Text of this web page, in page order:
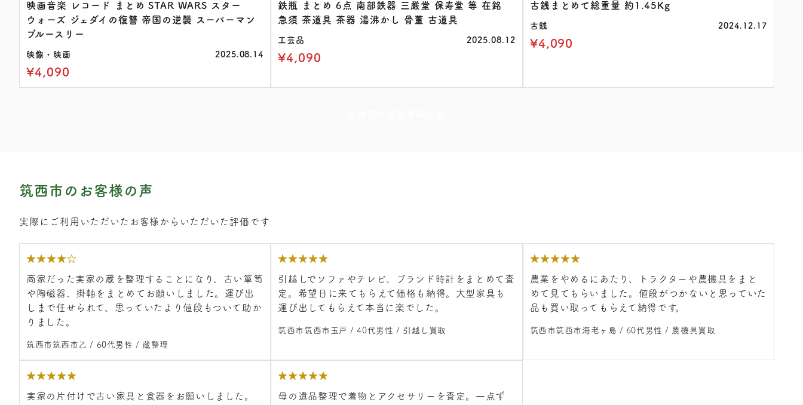
映画音楽 レコード まとめ STAR WARS スター
ウォーズ ジェダイの復讐 帝国の逆襲 スーパーマン
ブルースリー
映像・映画 2025.08.14
¥4,090
鉄瓶 まとめ 6点 南部鉄器 三厳堂 保寿堂 等 在銘
急須 茶道具 茶器 湯沸かし 骨董 古道具
工芸品 2025.08.12
¥4,090
古銭まとめて総重量 約1.45Kg
古銭 2024.12.17
¥4,090
筑西市のお客様の声
実際にご利用いただいたお客様からいただいた評価です
★★★★☆
商家だった実家の蔵を整理することになり、古い箪笥
や陶磁器、掛軸をまとめてお願いしました。運び出
しまで任せられて、思っていたより値段もついて助か
りました。
筑西市筑西市乙 / 60代男性 / 蔵整理
★★★★★
引越しでソファやテレビ、ブランド時計をまとめて査
定。希望日に来てもらえて価格も納得。大型家具も
運び出してもらえて本当に楽でした。
筑西市筑西市玉戸 / 40代男性 / 引越し買取
★★★★★
農業をやめるにあたり、トラクターや農機具をまと
めて見てもらいました。値段がつかないと思っていた
品も買い取ってもらえて納得です。
筑西市筑西市海老ヶ島 / 60代男性 / 農機具買取
★★★★★
実家の片付けで古い家具と食器をお願いしました。
★★★★★
母の遺品整理で着物とアクセサリーを査定。一点ず